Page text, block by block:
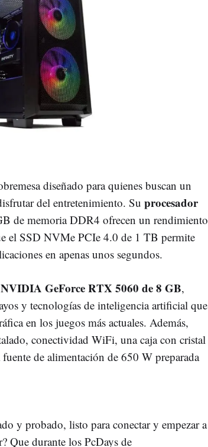
diseñado para quienes buscan un
del entretenimiento. Su procesador
de memoria DDR4 ofrecen un rendimiento
el SSD NVMe PCIe 4.0 de 1 TB permite
en apenas unos segundos.
GeForce RTX 5060 de 8 GB,
y tecnologías de inteligencia artificial que
en los juegos más actuales. Además,
conectividad WiFi, una caja con cristal
de alimentación de 650 W preparada
y probado, listo para conectar y empezar a
Que durante los PcDays de